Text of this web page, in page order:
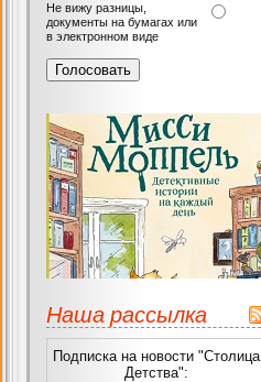
Не вижу разницы,
документы на бумагах или
в электронном виде
Наша рассылка
Подписка на новости "Столица
Детства":